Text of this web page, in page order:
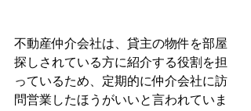
不動産仲介会社は、貸主の物件を部屋
探しされている方に紹介する役割を担
っているため、定期的に仲介会社に訪
問営業したほうがいいと言われていま